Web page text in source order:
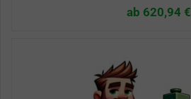
ab 620,94 €